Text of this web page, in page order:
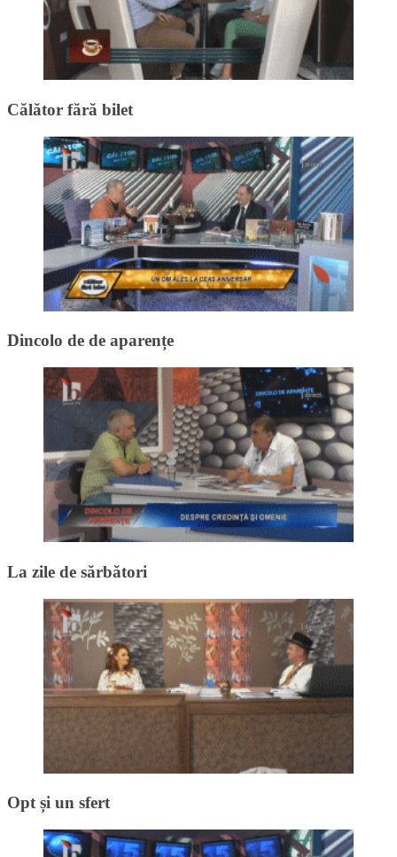
Călător fără bilet
Dincolo de de aparențe
La zile de sărbători
Opt și un sfert